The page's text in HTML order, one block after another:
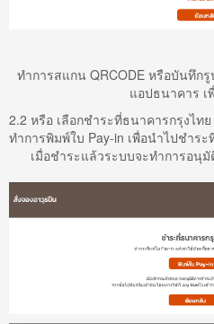
ทำการสแกน QRCODE หรือบันทึก
แอปธนาคาร เ
2.2 หรือ เลือกชำระที่ธนาคารกรุงไท
ทำการพิมพ์ใบ Pay-in เพื่อนำไปชำร
เมื่อชำระแล้วระบบจะทำการอนุมั